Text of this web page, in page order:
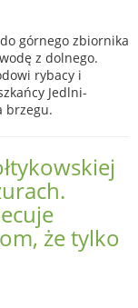
górnego zbiornika
z dolnego.
rybacy i
Jedlni-
brzegu.
że tylko